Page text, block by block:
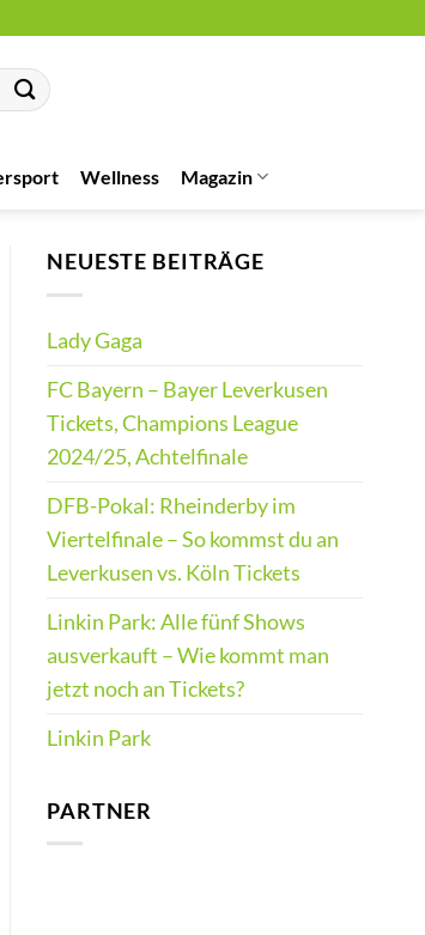
Wellness Magazin
NEUESTE BEITRÄGE
Lady Gaga
FC Bayern – Bayer Leverkusen
Tickets, Champions League
2024/25, Achtelfinale
DFB-Pokal: Rheinderby im
Viertelfinale – So kommst du an
Leverkusen vs. Köln Tickets
Linkin Park: Alle fünf Shows
ausverkauft – Wie kommt man
jetzt noch an Tickets?
Linkin Park
PARTNER